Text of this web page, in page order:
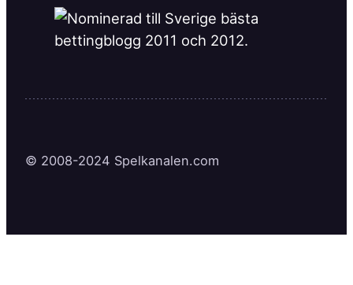
© 2008-2024 Spelkanalen.com